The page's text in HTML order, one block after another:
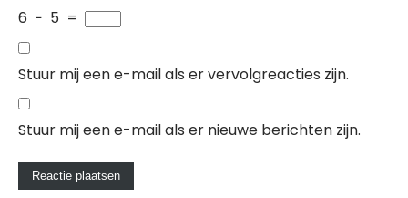
6 − 5 =
Stuur mij een e-mail als er vervolgreacties zijn.
Stuur mij een e-mail als er nieuwe berichten zijn.